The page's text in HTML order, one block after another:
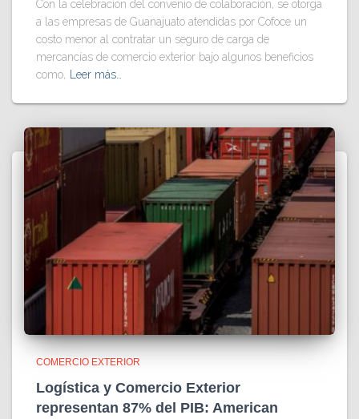
Con la celebración del convenio de colaboración, se otorga
a las empresas de Guanajuato atendidas por Cofoce un
costo menor al contratar un seguro de carga de
mercancías de comercio exterior bajo algunos beneficios
como, Leer más…
COMERCIO EXTERIOR
Logística y Comercio Exterior
representan 87% del PIB: American